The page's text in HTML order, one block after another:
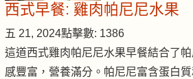
西式早餐: 雞肉帕尼尼水果
五 21, 2024點擊數: 1386
這道西式雞肉帕尼尼水果早餐結合了
感豐富，營養滿分。帕尼尼富含蛋白